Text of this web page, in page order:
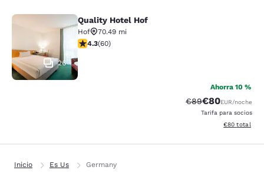
Quality Hotel Hof
26
Quality Hotel Hof
Hof
70.49 mi
calificación de 4.35 estrellas. Excelente. 60 reseñas
4.3(60)
Ahorra 10 %
Precio tachado:
€89Precio con
€80EUR/noche
Tarifa para socios
Ver detalles
€80 total
Inicio Es Us Germany